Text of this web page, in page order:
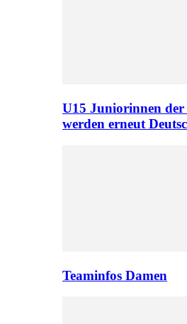
U15 Juniorinnen
werden erneut
Teaminfos Damen